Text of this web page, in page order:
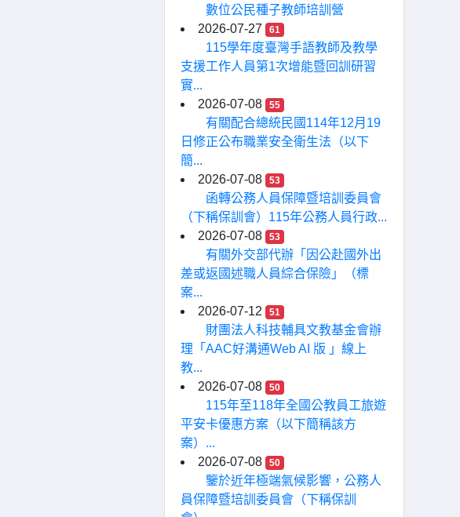
數位公民種子教師培訓營
2026-07-27
61
115學年度臺灣手語教師及教學
支援工作人員第1次增能暨回訓研習
實...
2026-07-08
55
有關配合總統民國114年12月19
日修正公布職業安全衛生法（以下
簡...
2026-07-08
53
函轉公務人員保障暨培訓委員會
（下稱保訓會）115年公務人員行政...
2026-07-08
53
有關外交部代辦「因公赴國外出
差或返國述職人員綜合保險」（標
案...
2026-07-12
51
財團法人科技輔具文教基金會辦
理「AAC好溝通Web AI 版 」線上
教...
2026-07-08
50
115年至118年全國公教員工旅遊
平安卡優惠方案（以下簡稱該方
案）...
2026-07-08
50
鑒於近年極端氣候影響，公務人
員保障暨培訓委員會（下稱保訓